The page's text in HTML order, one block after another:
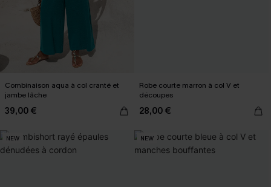
Combinaison aqua à col cranté et
jambe lâche
39,00 €
Robe courte marron à col V et
découpes
28,00 €
NEW NEW